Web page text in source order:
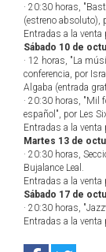
· 20:30 horas,
(estreno absoluto),
Entradas a la venta
Sábado 10 de
· 12 horas, "La
conferencia, por
Algaba (entrada
· 20:30 horas, "Mil
español", por Les
Entradas a la venta
Martes 13 de
· 20:30 horas,
Bujalance Leal.
Entradas a la venta
Sábado 17 de
· 20:30 horas,
Entradas a la venta